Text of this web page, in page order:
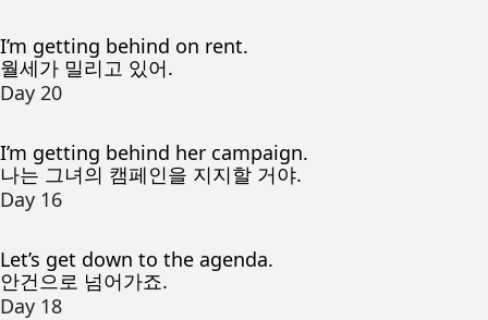
I’m getting behind on rent.
월세가 밀리고 있어.
Day 20
I’m getting behind her campaign.
나는 그녀의 캠페인을 지지할 거야.
Day 16
Let’s get down to the agenda.
안건으로 넘어가죠.
Day 18